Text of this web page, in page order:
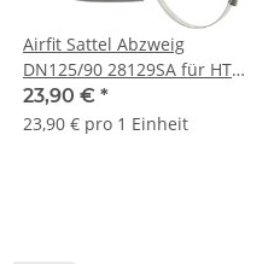
Airfit Sattel Abzweig
DN125/90 28129SA für HT
Abwasserrohr
23,90 € *
23,90 € pro 1 Einheit